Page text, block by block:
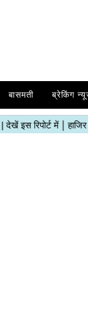
बासमती ब्रेकिंग